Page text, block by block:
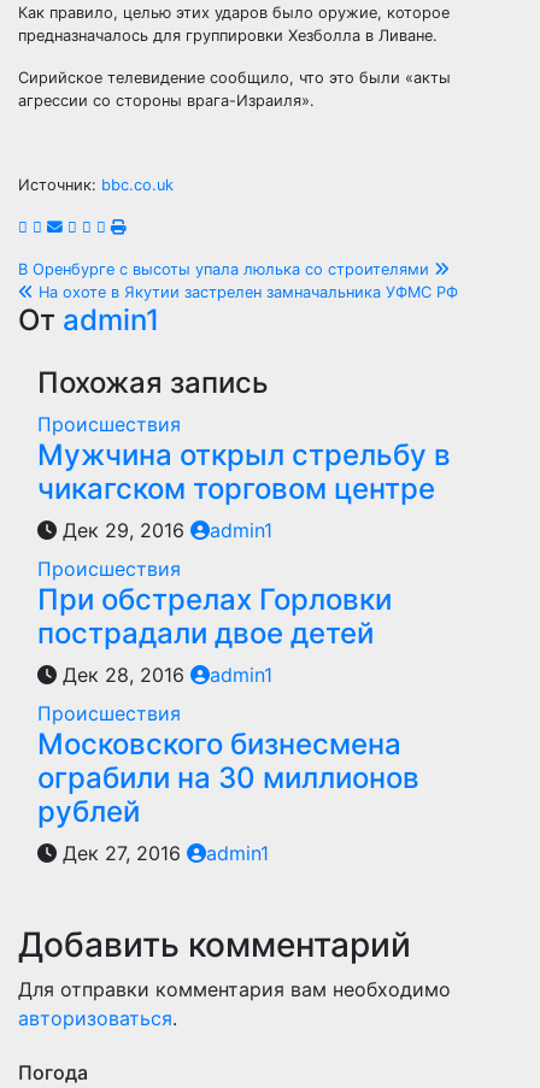
Как правило, целью этих ударов было оружие, которое
предназначалось для группировки Хезболла в Ливане.
Сирийское телевидение сообщило, что это были «акты
агрессии со стороны врага-Израиля».
Источник: bbc.co.uk
Навигация
по
записям
В Оренбурге с высоты упала люлька со строителями
На охоте в Якутии застрелен замначальника УФМС РФ
От admin1
Похожая запись
Происшествия
Мужчина открыл стрельбу в
чикагском торговом центре
Дек 29, 2016
admin1
Происшествия
При обстрелах Горловки
пострадали двое детей
Дек 28, 2016
admin1
Происшествия
Московского бизнесмена
ограбили на 30 миллионов
рублей
Дек 27, 2016 admin1
Добавить комментарий
Для отправки комментария вам необходимо
авторизоваться.
Погода